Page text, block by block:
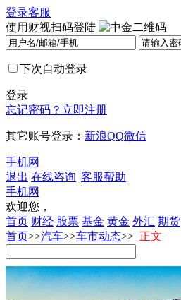
登录客服
使用财视扫码登陆
下次自动登录
登录
忘记密码？ 立即注册
其它账号登录： 新浪QQ微信
手机网
退出 在线咨询 |客服帮助
手机网
欢迎您，
首页 财经 股票 基金 黄金 外汇 期货
首页>>汽车>>车市动态>> 正文